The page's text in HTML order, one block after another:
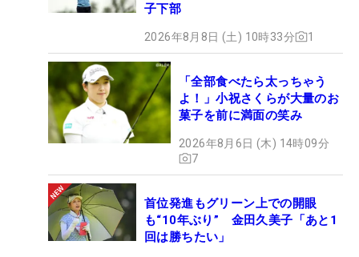
子下部
2026年8月8日 (土) 10時33分 1
「全部食べたら太っちゃう
よ！」小祝さくらが大量のお
菓子を前に満面の笑み
2026年8月6日 (木) 14時09分
7
首位発進もグリーン上での開眼
も“10年ぶり” 金田久美子「あと1
回は勝ちたい」